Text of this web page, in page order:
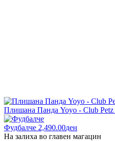
Плишана Панда Yoyo - Club Petz
Фудбалче 2,490.00ден
На залиха во главен магацин